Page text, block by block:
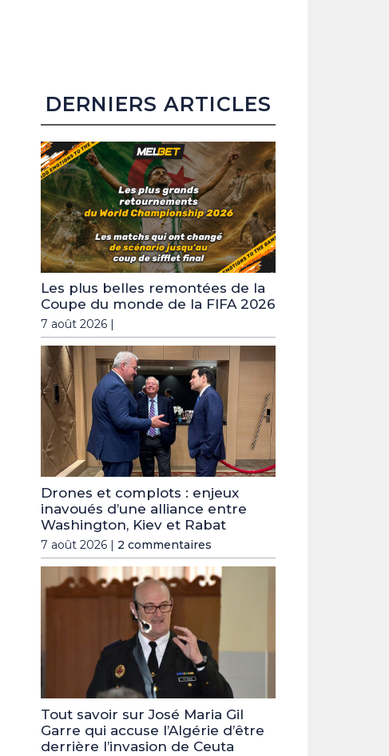
DERNIERS ARTICLES
Les plus belles remontées de la
Coupe du monde de la FIFA 2026
7 août 2026 |
Drones et complots : enjeux
inavoués d’une alliance entre
Washington, Kiev et Rabat
7 août 2026 | 2 commentaires
Tout savoir sur José Maria Gil
Garre qui accuse l’Algérie d’être
derrière l’invasion de Ceuta